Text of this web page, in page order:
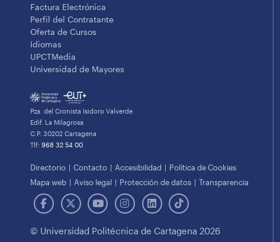
Factura Electrónica
Perfil del Contratante
Oferta de Cursos
Idiomas
UPCTMedia
Universidad de Mayores
Pza. del Cronista Isidoro Valverde
Edif. La Milagrosa
C.P. 30202 Cartagena
Tlf: 968 32 54 00
Directorio Contacto Accesibilidad
Política de Cookies
Mapa web
Aviso legal Protección de datos Transparencia
© Universidad Politécnica de Cartagena 2026